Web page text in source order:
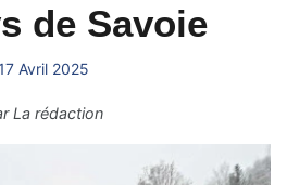
de Savoie
Avril 2025
La rédaction